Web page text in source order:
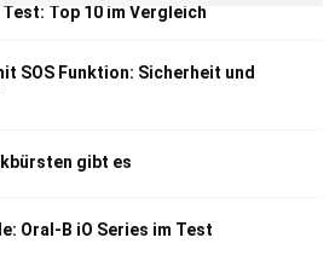
Top 10 im Vergleich
SOS Funktion: Sicherheit und
gibt es
Oral-B iO Series im Test